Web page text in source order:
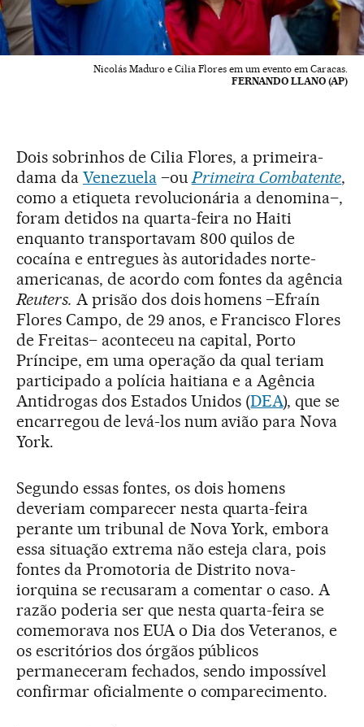
Nicolás Maduro e Cilia Flores em um evento em Caracas.
FERNANDO LLANO (AP)
Dois sobrinhos de Cilia Flores, a primeira-
dama da Venezuela–ouPrimeira Combatente,
como a etiqueta revolucionária a denomina–,
foram detidos na quarta-feira no Haiti
enquanto transportavam 800 quilos de
cocaína e entregues às autoridades norte-
americanas, de acordo com fontes da agência
Reuters. A prisão dos dois homens –Efraín
Flores Campo, de 29 anos, e Francisco Flores
de Freitas– aconteceu na capital, Porto
Príncipe, em uma operação da qual teriam
participado a polícia haitiana e a Agência
Antidrogas dos Estados Unidos (DEA), que se
encarregou de levá-los num avião para Nova
York.
Segundo essas fontes, os dois homens
deveriam comparecer nesta quarta-feira
perante um tribunal de Nova York, embora
essa situação extrema não esteja clara, pois
fontes da Promotoria de Distrito nova-
iorquina se recusaram a comentar o caso. A
razão poderia ser que nesta quarta-feira se
comemorava nos EUA o Dia dos Veteranos, e
os escritórios dos órgãos públicos
permaneceram fechados, sendo impossível
confirmar oficialmente o comparecimento.